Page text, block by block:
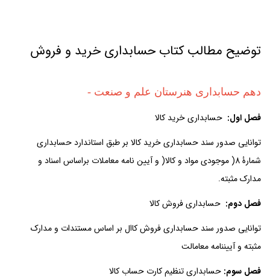
توضیح مطالب کتاب حسابداری خرید و فروش
دهم حسابداری - هنرستان علم و صنعت
فصل اول: حسابداری خرید کالا
توانایی صدور سند حسابداری خرید کالا بر طبق استاندارد حسابداری
شمارۀ 8( موجودی مواد و کالا( و آیین نامه معاملات براساس اسناد و
مدارک مثبته.
فصل دوم: حسابداری فروش کالا
توانایی صدور سند حسابداری فروش کاال بر اساس مستندات و مدارک
مثبته و آییننامه معامالت
فصل سوم: حسابداری تنظیم کارت حساب کالا